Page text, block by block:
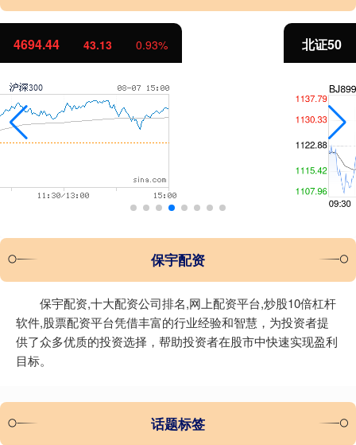
北证50 1134.24
保宇配资
保宇配资,十大配资公司排名,网上配资平台,炒股10倍杠杆
软件,股票配资平台凭借丰富的行业经验和智慧，为投资者提
供了众多优质的投资选择，帮助投资者在股市中快速实现盈利
目标。
话题标签